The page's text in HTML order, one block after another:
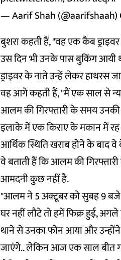
— Aarif Shah (@aarifshaah)
बुशरा कहती हैं, "वह एक कैब
उस दिन भी उनके पास बुकिंग आयी
ड्राइवर के नाते उन्हें लेकर हाथरस
वह आगे कहती हैं, "मैं एक साल से
आलम की गिरफ्तारी के समय
इलाके में एक किराए के मकान में रह
आर्थिक स्थिति खराब होने के बाद वे
वे बताती हैं कि आलम की
आमदनी कुछ नहीं है.
"आलम ने 5 अक्टूबर को सुबह 9 बजे
घर नहीं लौटे तो हमें फिक्र हुई,
थाने से उनका फोन आया और
जाएंगे.. लेकिन आज एक साल बीत